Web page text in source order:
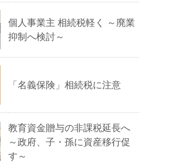
個人事業主 相続税軽く ～廃業
抑制へ検討～
「名義保険」相続税に注意
教育資金贈与の非課税延長へ
～政府、子・孫に資産移行促
す～